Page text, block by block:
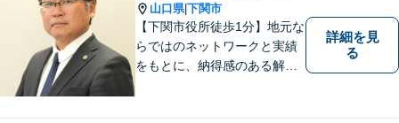
山口県|下関市
【下関市役所徒歩1分】地元な
らではのネットワークと実績
をもとに、納得感のある解決
詳細を見
る